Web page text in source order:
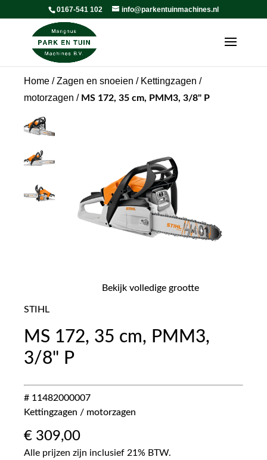
0167-541 102 info@parkentuinmachines.nl
Home /Zagen en snoeien / Kettingzagen /
motorzagen / MS 172, 35 cm, PMM3, 3/8" P
Bekijk volledige grootte
STIHL
MS 172, 35 cm, PMM3,
3/8" P
# 11482000007
Kettingzagen / motorzagen
€ 309,00
Alle prijzen zijn inclusief 21% BTW.